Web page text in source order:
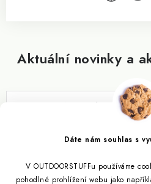
Dáte nám souhlas s
V OUTDOORSTUFFu používáme
pohodlné prohlížení webu jako
Aktuální novinky a
Vložením e-mailu souhlasíte s
Informace pro vás